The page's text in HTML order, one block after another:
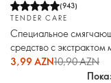
(943)
TENDER CARE
Специальное
средство с экстрактом
3,99 AZN10,90 AZN